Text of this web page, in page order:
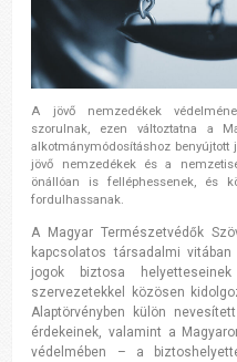
A jövő nemzedékek
szorulnak, ezen változtatna a
alkotmánymódosításhoz benyújtott
jövő nemzedékek és a
önállóan is felléphessenek, és
fordulhassanak.
A Magyar Természetvédők
kapcsolatos társadalmi
jogok biztosa
szervezetekkel közösen
Alaptörvényben külön
érdekeinek, valamint a
védelmében – a